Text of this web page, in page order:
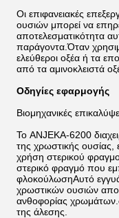
Οι επιφανειακές
ουσιών μπορεί να
αποτελεσματικότητα
παράγοντα.Όταν
ελεύθεροι οξέα ή τα
από τα αμινοκλειστά
Οδηγίες εφαρμογής
Βιομηχανικές
Το ANJEKA-6200
της χρωστικής ουσίας,
χρήση στερικού
στερικό φραγμό που
φλοκούλωσηΑυτό
χρωστικών ουσιών
ανθοφορίας
της άλεσης.